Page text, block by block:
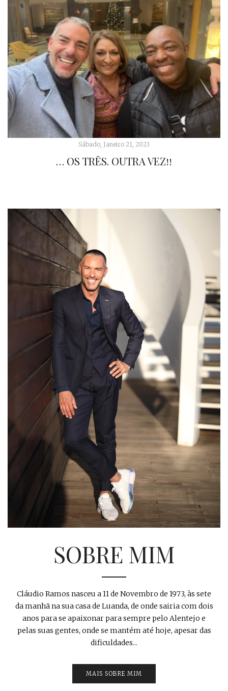
Sábado, Janeiro 21, 2023
… OS TRÊS. OUTRA VEZ!!
SOBRE MIM
Cláudio Ramos nasceu a 11 de Novembro de 1973, às sete
da manhã na sua casa de Luanda, de onde sairia com dois
anos para se apaixonar para sempre pelo Alentejo e
pelas suas gentes, onde se mantém até hoje, apesar das
dificuldades...
MAIS SOBRE MIM